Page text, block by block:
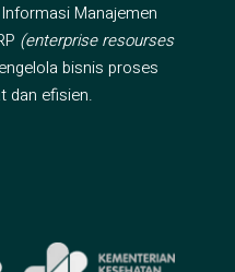
Manajemen
(enterprise resourses
bisnis proses
dan efisien.